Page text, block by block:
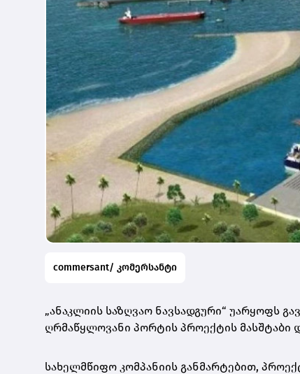
commersant/ კომერსანტი
„ანაკლიის საზღვაო ნავსადგური“ უარყოფს
ღრმაწყლოვანი პორტის პროექტის მასშტაბი
სახელმწიფო კომპანიის განმარტებით,